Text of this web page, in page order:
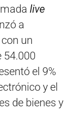
live
a
un
54.000
el 9%
y el
de bienes y